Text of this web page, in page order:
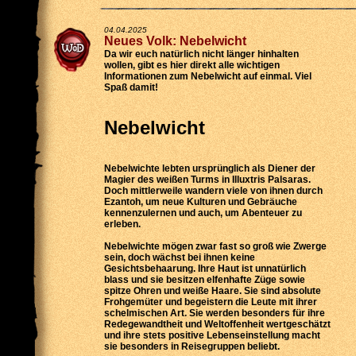
04.04.2025
Neues Volk: Nebelwicht
Da wir euch natürlich nicht länger hinhalten
wollen, gibt es hier direkt alle wichtigen
Informationen zum Nebelwicht auf einmal. Viel
Spaß damit!
Nebelwicht
Nebelwichte lebten ursprünglich als Diener der
Magier des weißen Turms in Illuxtris Palsaras.
Doch mittlerweile wandern viele von ihnen durch
Ezantoh, um neue Kulturen und Gebräuche
kennenzulernen und auch, um Abenteuer zu
erleben.
Nebelwichte mögen zwar fast so groß wie Zwerge
sein, doch wächst bei ihnen keine
Gesichtsbehaarung. Ihre Haut ist unnatürlich
blass und sie besitzen elfenhafte Züge sowie
spitze Ohren und weiße Haare. Sie sind absolute
Frohgemüter und begeistern die Leute mit ihrer
schelmischen Art. Sie werden besonders für ihre
Redegewandtheit und Weltoffenheit wertgeschätzt
und ihre stets positive Lebenseinstellung macht
sie besonders in Reisegruppen beliebt.